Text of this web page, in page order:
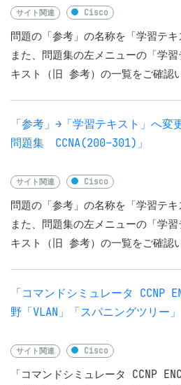
サイト関連 Cisco
問題の「参考」の名称を「学習テキ
また、問題集の左メニューの「学
キスト（旧 参考）の一覧をご確
「参考」→「学習テキスト」へ変
問題集 CCNA(200-301)」
サイト関連 Cisco
問題の「参考」の名称を「学習テキ
また、問題集の左メニューの「学
キスト（旧 参考）の一覧をご確
「コマンドシミュレータ CCNP
野「VLAN」「スパニングツリー
サイト関連 Cisco
「コマンドシミュレータ CCNP